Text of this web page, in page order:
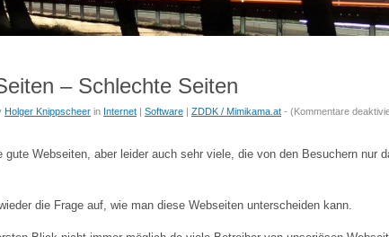
– Schlechte Seiten
Holger Knippscheer in Internet | Software | ZDDK / Mimikama.at - (Kommentare
gute Webseiten, aber leider auch sehr viele, die von den Besuchern nur
die Frage auf, wie man diese Webseiten unterscheiden kann.